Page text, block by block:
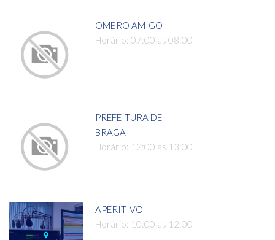
OMBRO AMIGO
Horário: 07:00 as 08:00
PREFEITURA DE
BRAGA
Horário: 12:00 as 13:00
APERITIVO
Horário: 10:00 as 12:00